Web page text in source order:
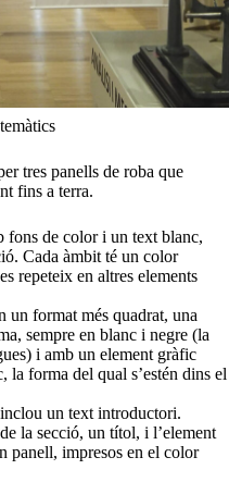
tres panells de roba que
fins a terra.
fons de color i un text blanc,
Cada àmbit té un color
repeteix en altres elements
un format més quadrat, una
sempre en blanc i negre (la
i amb un element gràfic
la forma del qual s’estén dins el
un text introductori.
la secció, un títol, i l’element
panell, impresos en el color